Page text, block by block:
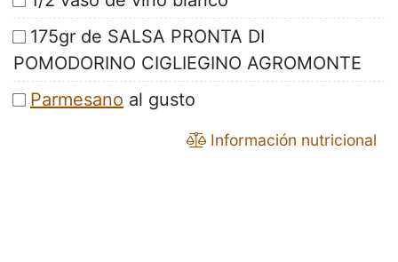
175gr de SALSA PRONTA DI
POMODORINO CIGLIEGINO AGROMONTE
Parmesano al gusto
Información nutricional